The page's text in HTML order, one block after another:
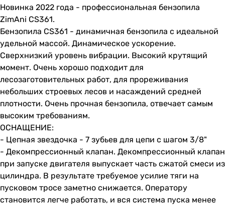
Новинка 2022 года - профессиональная бензопила
ZimAni CS361.
Бензопила CS361 - динамичная бензопила с идеальной
удельной массой. Динамическое ускорение.
Сверхнизкий уровень вибрации. Высокий крутящий
момент. Очень хорошо подходит для
лесозаготовительных работ, для прореживания
небольших строевых лесов и насаждений средней
плотности. Очень прочная бензопила, отвечает самым
высоким требованиям.
ОСНАЩЕНИЕ:
- Цепная звездочка - 7 зубьев для цепи с шагом 3/8"
- Декомпрессионный клапан. Декомпрессионный клапан
при запуске двигателя выпускает часть сжатой смеси из
цилиндра. В результате требуемое усилие тяги на
пусковом тросе заметно снижается. Оператору
становится легче работать, и вся система пуска менее